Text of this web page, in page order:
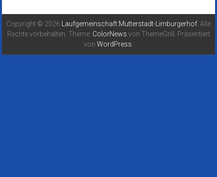
Copyright © 2026 Laufgemeinschaft Mutterstadt-Limburgerhof . Alle
Rechte vorbehalten. Theme: ColorNews von ThemeGrill. Präsentiert
von WordPress